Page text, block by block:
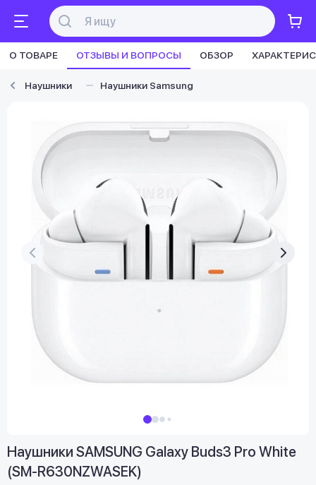
О ТОВАРЕ ОТЗЫВЫ И ВОПРОСЫ ОБЗОР
Наушники Наушники Samsung
Наушники SAMSUNG Galaxy Buds3 Pro White
(SM-R630NZWASEK)